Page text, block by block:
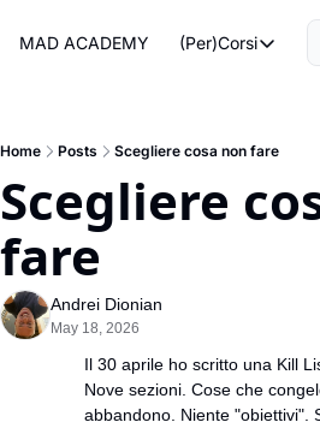
MAD ACADEMY (Per)Corsi
(Per)Corsi
Life
The
Home Posts Scegliere cosa non fare
Scegliere
fare
Andrei Dionian
May 18, 2026
Il 30 aprile ho scritto una Kill
Nove sezioni. Cose che
abbandono. Niente "obiettivi".